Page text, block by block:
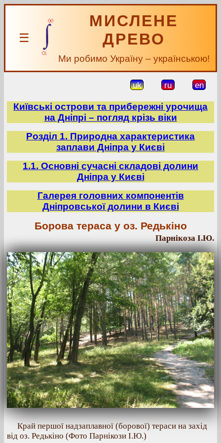
☰
МИСЛЕНЕ
ДРЕВО
Ми робимо Україну – українською!
uk ru en
Київські острови та прибережні урочища
на Дніпрі – погляд крізь віки
Розділ 1. Природна характеристика
заплави Дніпра у Києві
1.1. Основні сучасні складові долини
Дніпра у Києві
Галерея головних компонентів
Дніпровської долини в Києві
Борова тераса у оз. Редькіно
Парнікоза І.Ю.
Край першої надзаплавної (борової) тераси на захід
від оз. Редькіно (Фото Парнікози І.Ю.)